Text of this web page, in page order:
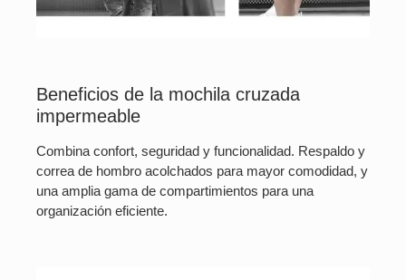
Beneficios de la mochila cruzada
impermeable
Combina confort, seguridad y funcionalidad. Respaldo y
correa de hombro acolchados para mayor comodidad, y
una amplia gama de compartimientos para una
organización eficiente.